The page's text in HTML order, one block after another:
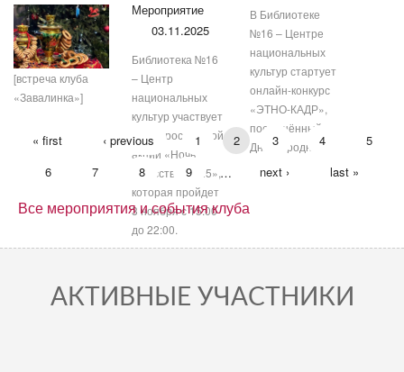
[встреча клуба
«Завалинка»]
Мероприятие
03.11.2025
Библиотека №16
– Центр
национальных
культур участвует
во Всероссийской
акции «Ночь
искусств – 2025»,
которая пройдет
3 ноября с 15:00
до 22:00.
В Библиотеке
№16 – Центре
национальных
культур стартует
онлайн-конкурс
«ЭТНО-КАДР»,
посвящённый
Дню народного
единства.
PAGES
« first ‹ previous 1 2 3 4
5
6
7 8 9 … next › last »
Все мероприятия и события клуба
АКТИВНЫЕ УЧАСТНИКИ